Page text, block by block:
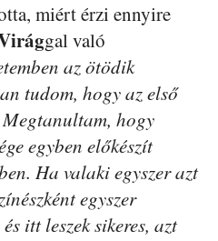
miért érzi ennyire
gal való
az ötödik
tudom, hogy az első
hogy
egyben előkészít
Ha valaki egyszer azt
egyszer
itt leszek sikeres, azt